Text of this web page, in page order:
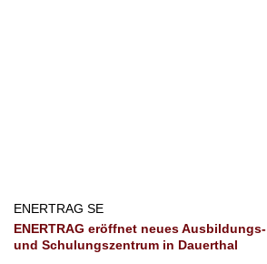
ENERTRAG SE
ENERTRAG eröffnet neues Ausbildungs-
und Schulungszentrum in Dauerthal